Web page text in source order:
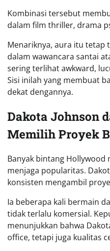
Kombinasi tersebut
dalam film thriller, drama
Menariknya, aura itu tetap
dalam wawancara santai
sering terlihat awkward,
Sisi inilah yang membuat
dekat dengannya.
Dakota Johnson
Memilih Proyek
Banyak bintang
menjaga popularitas.
konsisten mengambil
Ia beberapa kali bermain
tidak terlalu komersial.
menunjukkan bahwa
office, tetapi juga kualitas